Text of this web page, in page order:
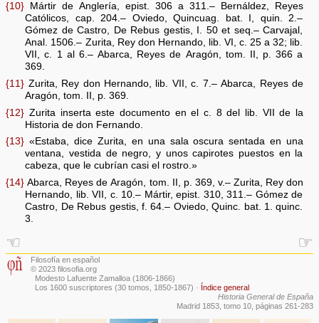
{10} Mártir de Anglería, epist. 306 a 311.– Bernáldez, Reyes
Católicos, cap. 204.– Oviedo, Quincuag. bat. I, quin. 2.–
Gómez de Castro, De Rebus gestis, I. 50 et seq.– Carvajal,
Anal. 1506.– Zurita, Rey don Hernando, lib. VI, c. 25 a 32; lib.
VII, c. 1 al 6.– Abarca, Reyes de Aragón, tom. II, p. 366 a
369.
{11} Zurita, Rey don Hernando, lib. VII, c. 7.– Abarca, Reyes de
Aragón, tom. II, p. 369.
{12} Zurita inserta este documento en el c. 8 del lib. VII de la
Historia de don Fernando.
{13} «Estaba, dice Zurita, en una sala oscura sentada en una
ventana, vestida de negro, y unos capirotes puestos en la
cabeza, que le cubrían casi el rostro.»
{14} Abarca, Reyes de Aragón, tom. II, p. 369, v.– Zurita, Rey don
Hernando, lib. VII, c. 10.– Mártir, epist. 310, 311.– Gómez de
Castro, De Rebus gestis, f. 64.– Oviedo, Quinc. bat. 1. quinc.
3.
☜ ☞
Filosofía en español
© 2023 filosofia.org
Modesto Lafuente Zamalloa (1806-1866)
Los 1600 suscriptores (30 tomos, 1850-1867) · Índice general
Historia General de España
Madrid 1853, tomo 10, páginas 261-283